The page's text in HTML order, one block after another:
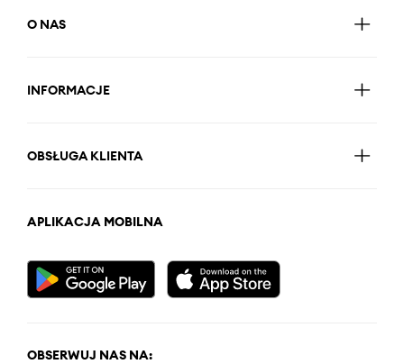
O NAS
INFORMACJE
OBSŁUGA KLIENTA
APLIKACJA MOBILNA
OBSERWUJ NAS NA: